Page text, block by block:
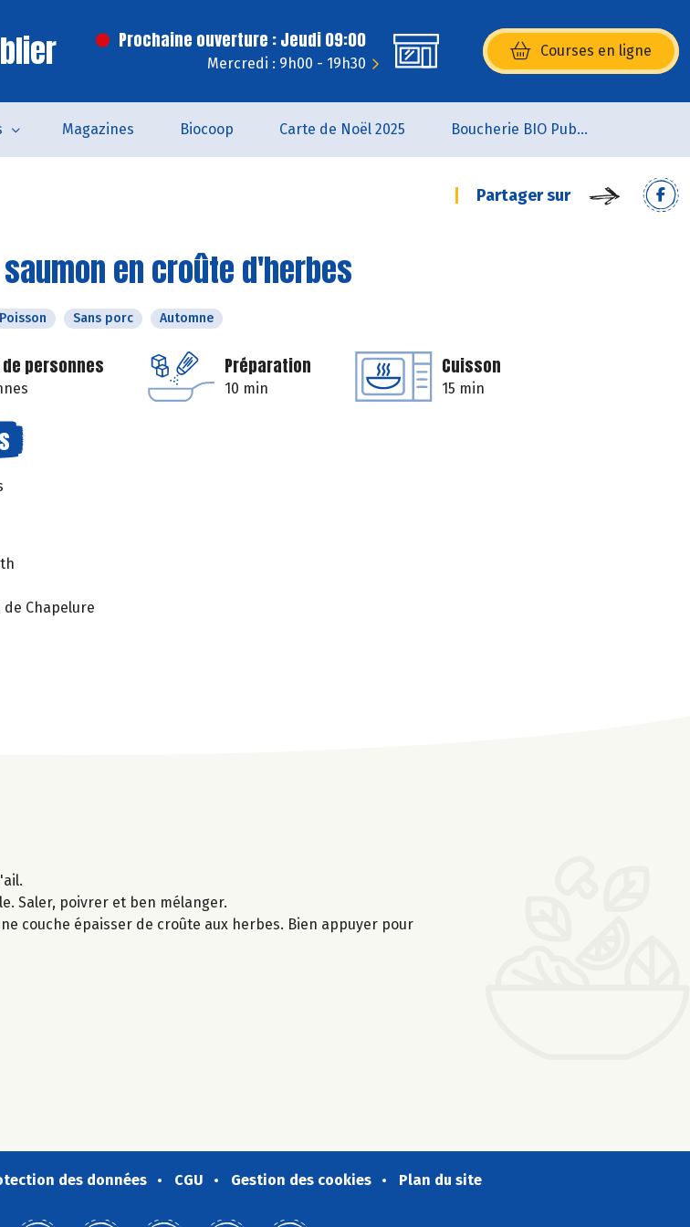
Prochaine ouverture : Jeudi 09:00
Mercredi : 9h00 - 19h30
Courses en ligne
(s’ouvre dans une nouvelle
Magazines Biocoop Carte de Noël 2025 Boucherie BIO Publier
Partager sur
en croûte d'herbes
Poisson Sans porc Automne
de personnes Préparation
10 min
Cuisson
15 min
Chapelure
Saler, poivrer et ben mélanger.
couche épaisser de croûte aux herbes. Bien appuyer pour
des données CGU Gestion des cookies Plan du site